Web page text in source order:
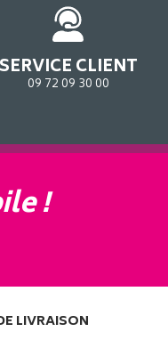
SERVICE CLIENT
09 72 09 30 00
!
LIVRAISON